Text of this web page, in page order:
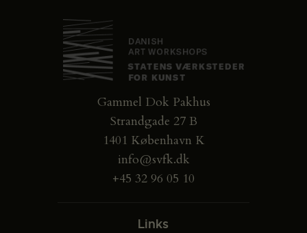
Gammel Dok Pakhus
Strandgade 27 B
1401 København K
info@svfk.dk
+45 32 96 05 10
Links